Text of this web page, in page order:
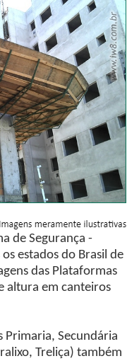
de Segurança -
estados do Brasil de
das Plataformas
altura em canteiros
Primaria, Secundária
Treliça) também